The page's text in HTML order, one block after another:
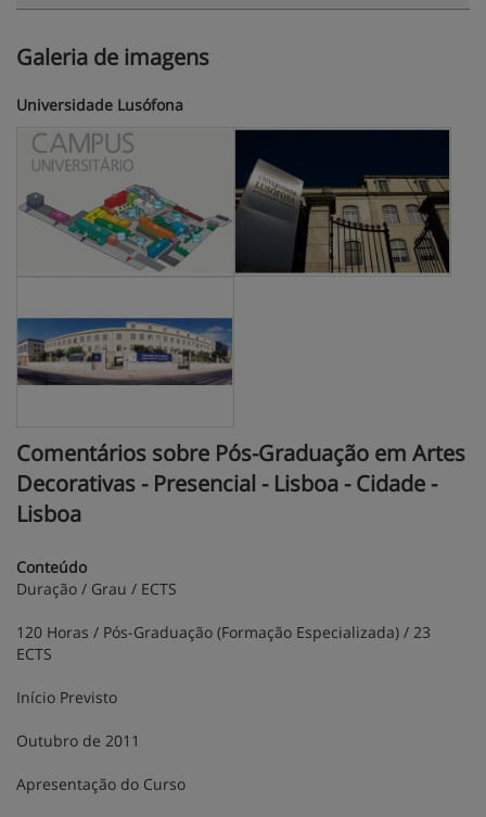
Galeria de imagens
Universidade Lusófona
Comentários sobre Pós-Graduação em Artes
Decorativas - Presencial - Lisboa - Cidade -
Lisboa
Conteúdo
Duração / Grau / ECTS
120 Horas / Pós-Graduação (Formação Especializada) / 23
ECTS
Início Previsto
Outubro de 2011
Apresentação do Curso